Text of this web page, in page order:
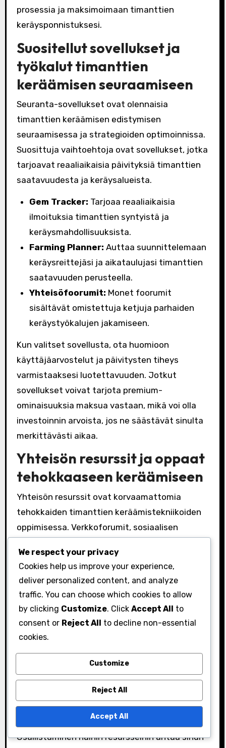
prosessia ja maksimoimaan timanttien
keräysponnistuksesi.
Suositellut sovellukset ja
työkalut timanttien
keräämisen seuraamiseen
Seuranta-sovellukset ovat olennaisia
timanttien keräämisen edistymisen
seuraamisessa ja strategioiden optimoinnissa.
Suosittuja vaihtoehtoja ovat sovellukset, jotka
tarjoavat reaaliaikaisia päivityksiä timanttien
saatavuudesta ja keräysalueista.
Gem Tracker: Tarjoaa reaaliaikaisia
ilmoituksia timanttien syntyistä ja
keräysmahdollisuuksista.
Farming Planner: Auttaa suunnittelemaan
keräysreittejäsi ja aikataulujasi timanttien
saatavuuden perusteella.
Yhteisöfoorumit: Monet foorumit
sisältävät omistettuja ketjuja parhaiden
keräystyökalujen jakamiseen.
Kun valitset sovellusta, ota huomioon
käyttäjäarvostelut ja päivitysten tiheys
varmistaaksesi luotettavuuden. Jotkut
sovellukset voivat tarjota premium-
ominaisuuksia maksua vastaan, mikä voi olla
investoinnin arvoista, jos ne säästävät sinulta
merkittävästi aikaa.
Yhteisön resurssit ja oppaat
tehokkaaseen keräämiseen
Yhteisön resurssit ovat korvaamattomia
tehokkaiden timanttien keräämistekniikoiden
oppimisessa. Verkkoforumit, sosiaalisen
tarjoavat usein oppaita, jotka on laatinut
kokeneet pelaajat.
Reddit-yhteisöt:Subredditit, jotka
keskittyvät timanttien keräämiseen, voivat
tarjota vinkkejä ja niksejä muilta pelaajilta.
YouTube-oppaat:
voivat visuaalisesti demonstroida
Discord-palvelimet: Liittyminen Discord-
yhteisöön voi helpottaa reaaliaikaisia
keskusteluja ja strategioiden jakamista.
Osallistuminen näihin resursseihin antaa sinun
We respect your privacy
Cookies help us improve your experience,
deliver personalized content, and analyze
traffic. You can choose which cookies to allow
by clicking Customize. Click Accept All to
consent or Reject All to decline non-essential
cookies.
Customize
Reject All
Accept All